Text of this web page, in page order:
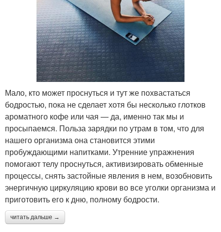
Мало, кто может проснуться и тут же похвастаться
бодростью, пока не сделает хотя бы несколько глотков
ароматного кофе или чая — да, именно так мы и
просыпаемся. Польза зарядки по утрам в том, что для
нашего организма она становится этими
пробуждающими напитками. Утренние упражнения
помогают телу проснуться, активизировать обменные
процессы, снять застойные явления в нем, возобновить
энергичную циркуляцию крови во все уголки организма и
приготовить его к дню, полному бодрости.
читать дальше →